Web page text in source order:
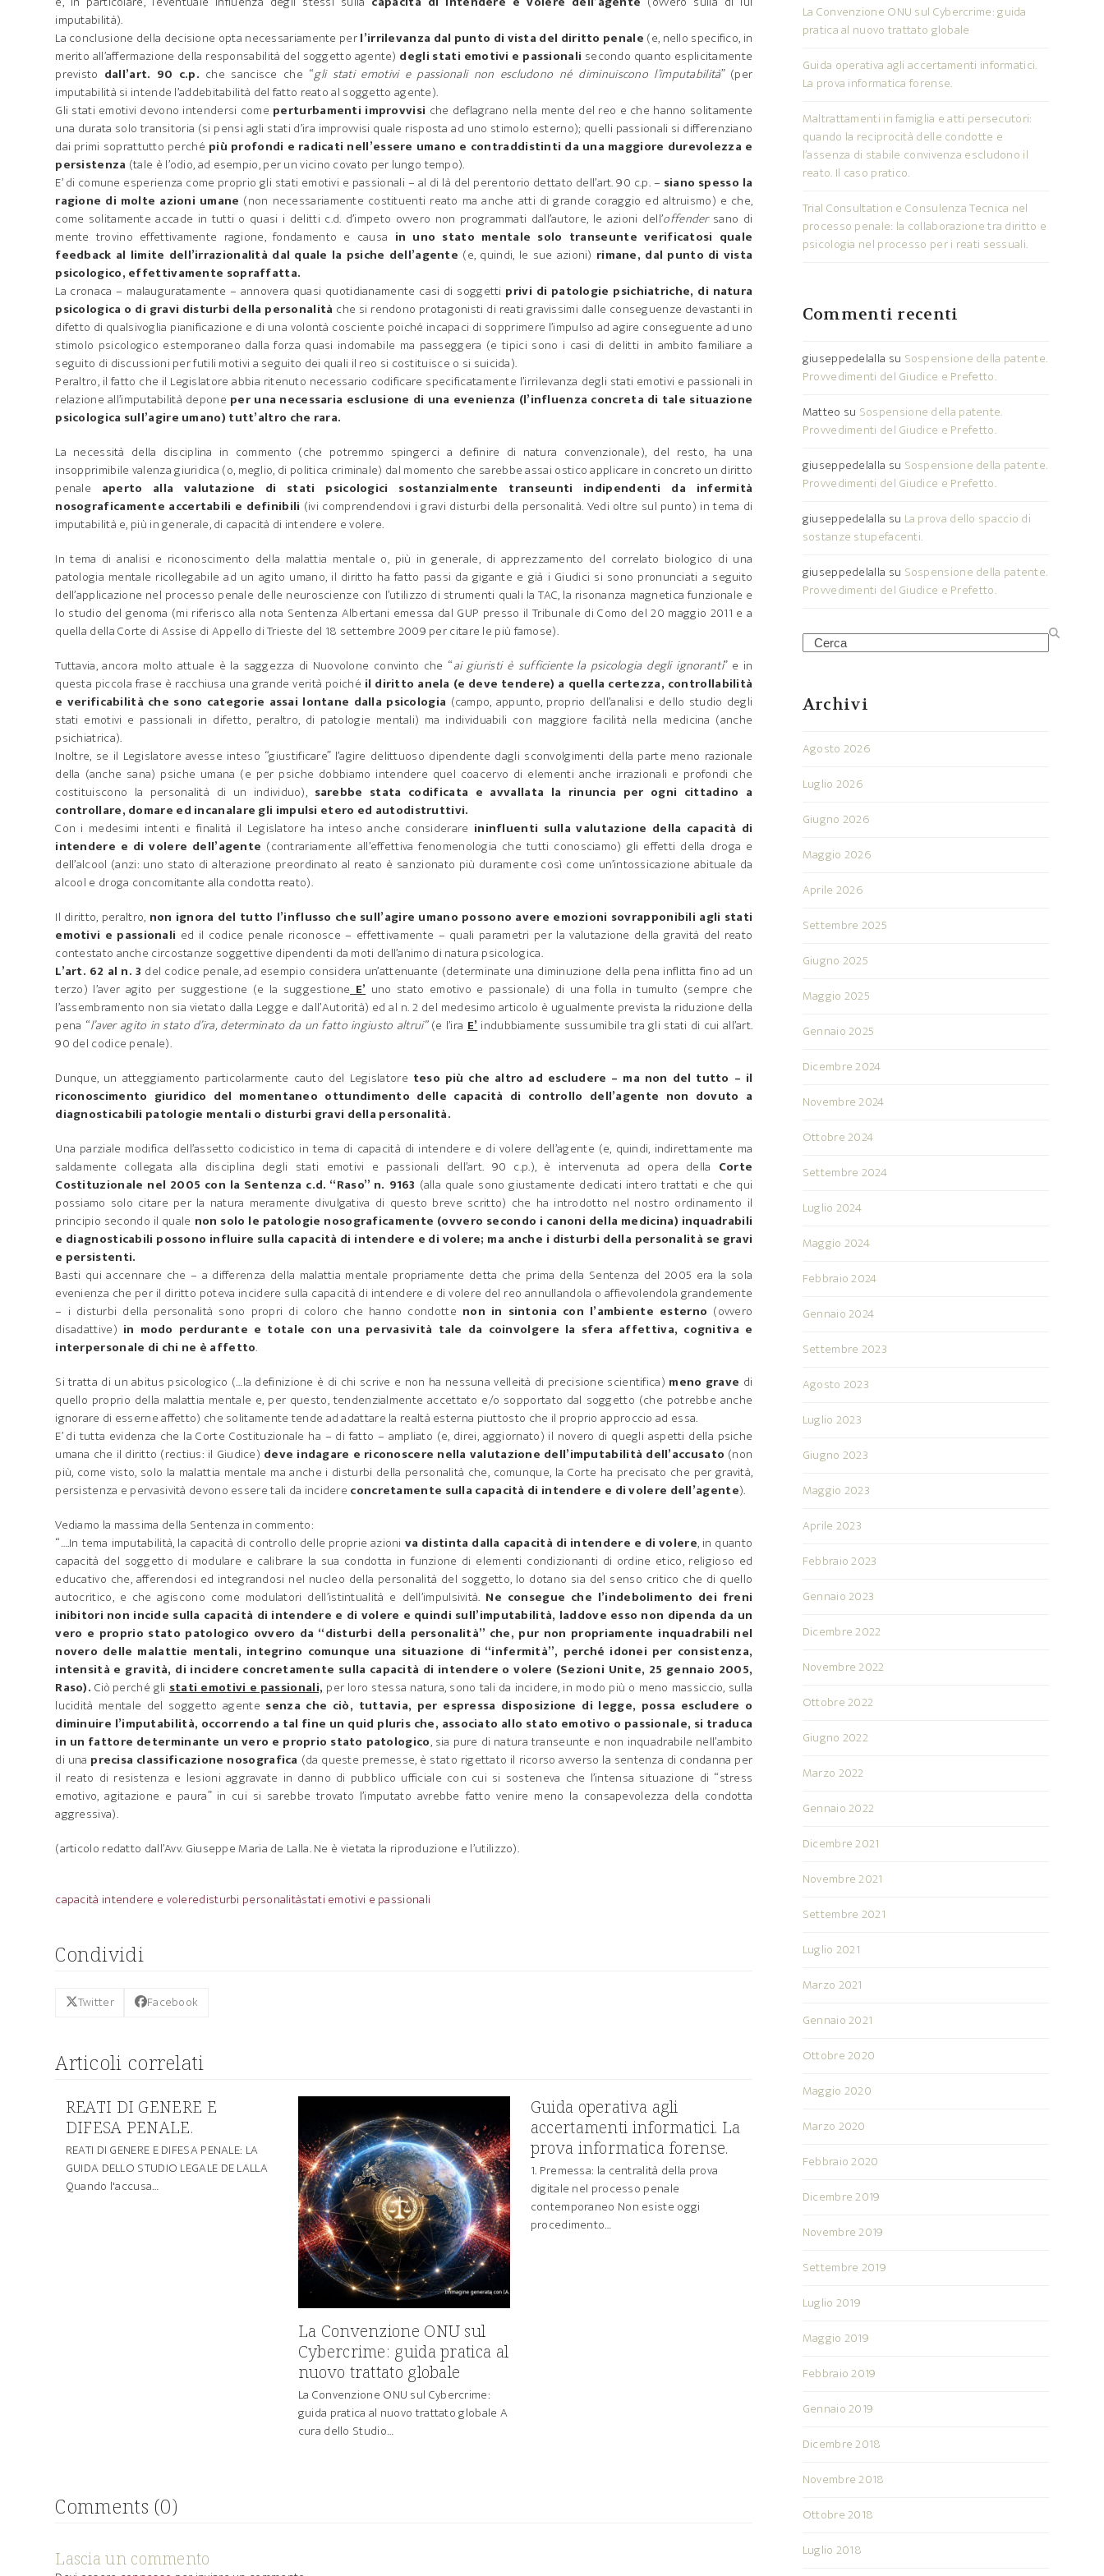
imputabilità).
La conclusione della decisione opta necessariamente perl’irrilevanza dal punto di vista del diritto penale (e, nello specifico, in
merito all’affermazione della responsabilità del soggetto agente) degli stati emotivi e passionali secondo quanto esplicitamente
previsto dall’art. 90 c.p. che sancisce che “gli stati emotivi e passionali non escludono né diminuiscono l’imputabilità” (per
imputabilità si intende l’addebitabilità del fatto reato al soggetto agente).
Gli stati emotivi devono intendersi come perturbamenti improvvisi che deflagrano nella mente del reo e che hanno solitamente
una durata solo transitoria (si pensi agli stati d’ira improvvisi quale risposta ad uno stimolo esterno); quelli passionali si differenziano
dai primi soprattutto perché più profondi e radicati nell’essere umano e contraddistinti da una maggiore durevolezza e
persistenza (tale è l’odio, ad esempio, per un vicino covato per lungo tempo).
E’ di comune esperienza come proprio gli stati emotivi e passionali – al di là del perentorio dettato dell’art. 90 c.p. – siano spesso la
ragione di molte azioni umane (non necessariamente costituenti reato ma anche atti di grande coraggio ed altruismo) e che,
come solitamente accade in tutti o quasi i delitti c.d. d’impeto ovvero non programmati dall’autore, le azioni dell’offendersano di
mente trovino effettivamente ragione, fondamento e causa in uno stato mentale solo transeunte verificatosi quale
feedback al limite dell’irrazionalità dal quale la psiche dell’agente (e, quindi, le sue azioni) rimane, dal punto di vista
psicologico, effettivamente sopraffatta.
La cronaca – malauguratamente – annovera quasi quotidianamente casi di soggetti privi di patologie psichiatriche, di natura
psicologica o di gravi disturbi della personalità che si rendono protagonisti di reati gravissimi dalle conseguenze devastanti in
difetto di qualsivoglia pianificazione e di una volontà cosciente poiché incapaci di sopprimere l’impulso ad agire conseguente ad uno
stimolo psicologico estemporaneo dalla forza quasi indomabile ma passeggera (e tipici sono i casi di delitti in ambito familiare a
seguito di discussioni per futili motivi a seguito dei quali il reo si costituisce o si suicida).
Peraltro, il fatto che il Legislatore abbia ritenuto necessario codificare specificatamente l’irrilevanza degli stati emotivi e passionali in
relazione all’imputabilità depone per una necessaria esclusione di una evenienza (l’influenza concreta di tale situazione
psicologica sull’agire umano) tutt’altro che rara.
La necessità della disciplina in commento (che potremmo spingerci a definire di natura convenzionale), del resto, ha una
insopprimibile valenza giuridica (o, meglio, di politica criminale) dal momento che sarebbe assai ostico applicare in concreto un diritto
penale aperto alla valutazione di stati psicologici sostanzialmente transeunti indipendenti da infermità
nosograficamente accertabili e definibili (ivi comprendendovi i gravi disturbi della personalità. Vedi oltre sul punto) in tema di
imputabilità e, più in generale, di capacità di intendere e volere.
In tema di analisi e riconoscimento della malattia mentale o, più in generale, di apprezzamento del correlato biologico di una
patologia mentale ricollegabile ad un agito umano, il diritto ha fatto passi da gigante e già i Giudici si sono pronunciati a seguito
dell’applicazione nel processo penale delle neuroscienze con l’utilizzo di strumenti quali la TAC, la risonanza magnetica funzionale e
lo studio del genoma (mi riferisco alla nota Sentenza Albertani emessa dal GUP presso il Tribunale di Como del 20 maggio 2011 e a
quella della Corte di Assise di Appello di Trieste del 18 settembre 2009 per citare le più famose).
Tuttavia, ancora molto attuale è la saggezza di Nuovolone convinto che “ai giuristi è sufficiente la psicologia degli ignoranti” e in
questa piccola frase è racchiusa una grande verità poiché il diritto anela (e deve tendere) a quella certezza, controllabilità
e verificabilità che sono categorie assai lontane dalla psicologia (campo, appunto, proprio dell’analisi e dello studio degli
stati emotivi e passionali in difetto, peraltro, di patologie mentali) ma individuabili con maggiore facilità nella medicina (anche
psichiatrica).
Inoltre, se il Legislatore avesse inteso “giustificare” l’agire delittuoso dipendente dagli sconvolgimenti della parte meno razionale
della (anche sana) psiche umana (e per psiche dobbiamo intendere quel coacervo di elementi anche irrazionali e profondi che
costituiscono la personalità di un individuo), sarebbe stata codificata e avvallata la rinuncia per ogni cittadino a
controllare, domare ed incanalare gli impulsi etero ed autodistruttivi.
Con i medesimi intenti e finalità il Legislatore ha inteso anche considerare ininfluenti sulla valutazione della capacità di
intendere e di volere dell’agente (contrariamente all’effettiva fenomenologia che tutti conosciamo) gli effetti della droga e
dell’alcool (anzi: uno stato di alterazione preordinato al reato è sanzionato più duramente così come un’intossicazione abituale da
alcool e droga concomitante alla condotta reato).
Il diritto, peraltro, non ignora del tutto l’influsso che sull’agire umano possono avere emozioni sovrapponibili agli stati
emotivi e passionali ed il codice penale riconosce – effettivamente – quali parametri per la valutazione della gravità del reato
contestato anche circostanze soggettive dipendenti da moti dell’animo di natura psicologica.
L’art. 62 al n. 3 del codice penale, ad esempio considera un’attenuante (determinate una diminuzione della pena inflitta fino ad un
terzo) l’aver agito per suggestione (e la suggestioneE’uno stato emotivo e passionale) di una folla in tumulto (sempre che
l’assembramento non sia vietato dalla Legge e dall’Autorità) ed al n. 2 del medesimo articolo è ugualmente prevista la riduzione della
pena “l’aver agito in stato d’ira, determinato da un fatto ingiusto altrui”(e l’iraE’indubbiamente sussumibile tra gli stati di cui all’art.
90 del codice penale).
Dunque, un atteggiamento particolarmente cauto del Legislatore teso più che altro ad escludere – ma non del tutto – il
riconoscimento giuridico del momentaneo ottundimento delle capacità di controllo dell’agente non dovuto a
diagnosticabili patologie mentali o disturbi gravi della personalità.
Una parziale modifica dell’assetto codicistico in tema di capacità di intendere e di volere dell’agente (e, quindi, indirettamente ma
saldamente collegata alla disciplina degli stati emotivi e passionali dell’art. 90 c.p.), è intervenuta ad opera della Corte
Costituzionale nel 2005 con la Sentenza c.d. “Raso” n. 9163 (alla quale sono giustamente dedicati intero trattati e che qui
possiamo solo citare per la natura meramente divulgativa di questo breve scritto) che ha introdotto nel nostro ordinamento il
principio secondo il quale non solo le patologie nosograficamente (ovvero secondo i canoni della medicina) inquadrabili
e diagnosticabili possono influire sulla capacità di intendere e di volere; ma anche i disturbi della personalità se gravi
e persistenti.
Basti qui accennare che – a differenza della malattia mentale propriamente detta che prima della Sentenza del 2005 era la sola
evenienza che per il diritto poteva incidere sulla capacità di intendere e di volere del reo annullandola o affievolendola grandemente
– i disturbi della personalità sono propri di coloro che hanno condotte non in sintonia con l’ambiente esterno (ovvero
disadattive) in modo perdurante e totale con una pervasività tale da coinvolgere la sfera affettiva, cognitiva e
interpersonale di chi ne è affetto.
Si tratta di un abitus psicologico (…la definizione è di chi scrive e non ha nessuna velleità di precisione scientifica) meno grave di
quello proprio della malattia mentale e, per questo, tendenzialmente accettato e/o sopportato dal soggetto (che potrebbe anche
ignorare di esserne affetto) che solitamente tende ad adattare la realtà esterna piuttosto che il proprio approccio ad essa.
E’ di tutta evidenza che la Corte Costituzionale ha – di fatto – ampliato (e, direi, aggiornato) il novero di quegli aspetti della psiche
umana che il diritto (rectius: il Giudice) deve indagare e riconoscere nella valutazione dell’imputabilità dell’accusato (non
più, come visto, solo la malattia mentale ma anche i disturbi della personalità che, comunque, la Corte ha precisato che per gravità,
persistenza e pervasività devono essere tali da incidere concretamente sulla capacità di intendere e di volere dell’agente).
Vediamo la massima della Sentenza in commento:
“….In tema imputabilità, la capacità di controllo delle proprie azioni va distinta dalla capacità di intendere e di volere, in quanto
capacità del soggetto di modulare e calibrare la sua condotta in funzione di elementi condizionanti di ordine etico, religioso ed
educativo che, afferendosi ed integrandosi nel nucleo della personalità del soggetto, lo dotano sia del senso critico che di quello
autocritico, e che agiscono come modulatori dell’istintualità e dell’impulsività. Ne consegue che l’indebolimento dei freni
inibitori non incide sulla capacità di intendere e di volere e quindi sull’imputabilità, laddove esso non dipenda da un
vero e proprio stato patologico ovvero da “disturbi della personalità” che, pur non propriamente inquadrabili nel
novero delle malattie mentali, integrino comunque una situazione di “infermità”, perché idonei per consistenza,
intensità e gravità, di incidere concretamente sulla capacità di intendere o volere (Sezioni Unite, 25 gennaio 2005,
Raso). Ciò perché glistati emotivi e passionali,per loro stessa natura, sono tali da incidere, in modo più o meno massiccio, sulla
lucidità mentale del soggetto agente senza che ciò, tuttavia, per espressa disposizione di legge, possa escludere o
diminuire l’imputabilità, occorrendo a tal fine un quid pluris che, associato allo stato emotivo o passionale, si traduca
in un fattore determinante un vero e proprio stato patologico, sia pure di natura transeunte e non inquadrabile nell’ambito
di una precisa classificazione nosografica (da queste premesse, è stato rigettato il ricorso avverso la sentenza di condanna per
il reato di resistenza e lesioni aggravate in danno di pubblico ufficiale con cui si sosteneva che l’intensa situazione di “stress
emotivo, agitazione e paura” in cui si sarebbe trovato l’imputato avrebbe fatto venire meno la consapevolezza della condotta
aggressiva).
(articolo redatto dall’Avv. Giuseppe Maria de Lalla. Ne è vietata la riproduzione e l’utilizzo).
capacità intendere e voleredisturbi personalitàstati emotivi e passionali
Condividi
Twitter Facebook
Articoli correlati
REATI DI GENERE E
DIFESA PENALE.
REATI DI GENERE E DIFESA PENALE: LA
GUIDA DELLO STUDIO LEGALE DE LALLA
Quando l'accusa…
La Convenzione ONU sul
Cybercrime: guida pratica al
nuovo trattato globale
La Convenzione ONU sul Cybercrime:
guida pratica al nuovo trattato globale A
cura dello Studio…
Guida operativa agli
accertamenti informatici. La
prova informatica forense.
1. Premessa: la centralità della prova
digitale nel processo penale
contemporaneo Non esiste oggi
procedimento…
Comments (0)
Lascia un commento
La Convenzione ONU sul Cybercrime: guida
pratica al nuovo trattato globale
Guida operativa agli accertamenti informatici.
La prova informatica forense.
Maltrattamenti in famiglia e atti persecutori:
quando la reciprocità delle condotte e
l’assenza di stabile convivenza escludono il
reato. Il caso pratico.
Trial Consultation e Consulenza Tecnica nel
processo penale: la collaborazione tra diritto e
psicologia nel processo per i reati sessuali.
Commenti recenti
giuseppedelalla su Sospensione della patente.
Provvedimenti del Giudice e Prefetto.
Matteo su Sospensione della patente.
Provvedimenti del Giudice e Prefetto.
giuseppedelalla su Sospensione della patente.
Provvedimenti del Giudice e Prefetto.
giuseppedelalla su La prova dello spaccio di
sostanze stupefacenti.
giuseppedelalla su Sospensione della patente.
Provvedimenti del Giudice e Prefetto.
Search
Archivi
Agosto 2026
Luglio 2026
Giugno 2026
Maggio 2026
Aprile 2026
Settembre 2025
Giugno 2025
Maggio 2025
Gennaio 2025
Dicembre 2024
Novembre 2024
Ottobre 2024
Settembre 2024
Luglio 2024
Maggio 2024
Febbraio 2024
Gennaio 2024
Settembre 2023
Agosto 2023
Luglio 2023
Giugno 2023
Maggio 2023
Aprile 2023
Febbraio 2023
Gennaio 2023
Dicembre 2022
Novembre 2022
Ottobre 2022
Giugno 2022
Marzo 2022
Gennaio 2022
Dicembre 2021
Novembre 2021
Settembre 2021
Luglio 2021
Marzo 2021
Gennaio 2021
Ottobre 2020
Maggio 2020
Marzo 2020
Febbraio 2020
Dicembre 2019
Novembre 2019
Settembre 2019
Luglio 2019
Maggio 2019
Febbraio 2019
Gennaio 2019
Dicembre 2018
Novembre 2018
Ottobre 2018
Luglio 2018